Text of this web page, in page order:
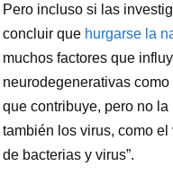
Pero incluso si las
concluir que hurgarse la
muchos factores que
neurodegenerativas
que contribuye, pero no
también los virus, como
de bacterias y virus”.